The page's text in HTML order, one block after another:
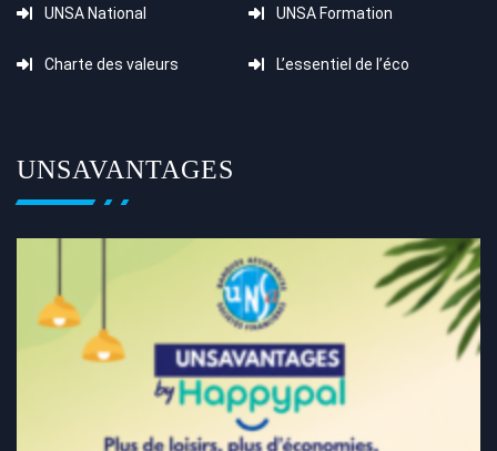
UNSA National UNSA Formation
Charte des valeurs L’essentiel de l’éco
UNSAVANTAGES